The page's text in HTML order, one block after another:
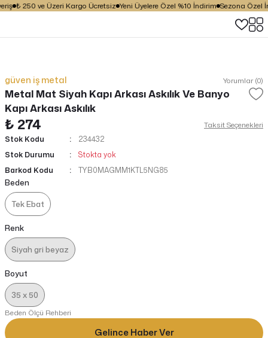
₺ 250 ve Üzeri Kargo Ücretsiz Yeni Üyelere Özel %10 İndirim Sezona Özel
güven iş metal Yorumlar (0)
Metal Mat Siyah Kapı Arkası Askılık Ve Banyo
Kapı Arkası Askılık
₺ 274
Taksit Seçenekleri
Stok Kodu
234432
Stok Durumu
Stokta yok
Barkod Kodu
TYB0MAGMM1KTL5NG85
Beden
Tek Ebat
Renk
Siyah gri beyaz
Boyut
35 x 50
Beden Ölçü Rehberi
Gelince Haber Ver